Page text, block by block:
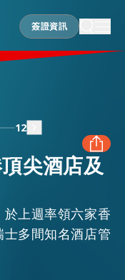
簽證資訊
簽證資訊
12
LINKEDIN
尖酒店及
上週率領六家香
多間知名酒店管